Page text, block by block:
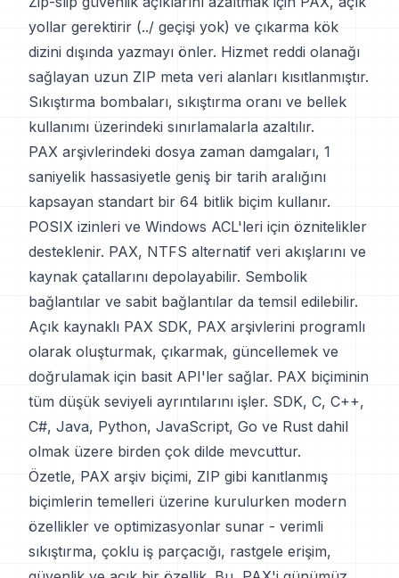
yollar gerektirir (../ geçişi yok) ve çıkarma kök
dizini dışında yazmayı önler. Hizmet reddi olanağı
sağlayan uzun ZIP meta veri alanları kısıtlanmıştır.
Sıkıştırma bombaları, sıkıştırma oranı ve bellek
kullanımı üzerindeki sınırlamalarla azaltılır.
PAX arşivlerindeki dosya zaman damgaları, 1
saniyelik hassasiyetle geniş bir tarih aralığını
kapsayan standart bir 64 bitlik biçim kullanır.
POSIX izinleri ve Windows ACL'leri için öznitelikler
desteklenir. PAX, NTFS alternatif veri akışlarını ve
kaynak çatallarını depolayabilir. Sembolik
bağlantılar ve sabit bağlantılar da temsil edilebilir.
Açık kaynaklı PAX SDK, PAX arşivlerini programlı
olarak oluşturmak, çıkarmak, güncellemek ve
doğrulamak için basit API'ler sağlar. PAX biçiminin
tüm düşük seviyeli ayrıntılarını işler. SDK, C, C++,
C#, Java, Python, JavaScript, Go ve Rust dahil
olmak üzere birden çok dilde mevcuttur.
Özetle, PAX arşiv biçimi, ZIP gibi kanıtlanmış
biçimlerin temelleri üzerine kurulurken modern
özellikler ve optimizasyonlar sunar - verimli
sıkıştırma, çoklu iş parçacığı, rastgele erişim,